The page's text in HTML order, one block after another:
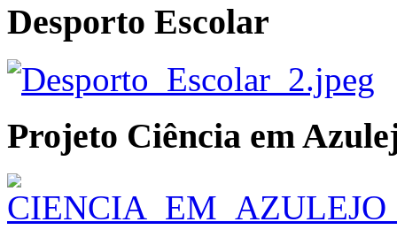
Desporto Escolar
Projeto Ciência em